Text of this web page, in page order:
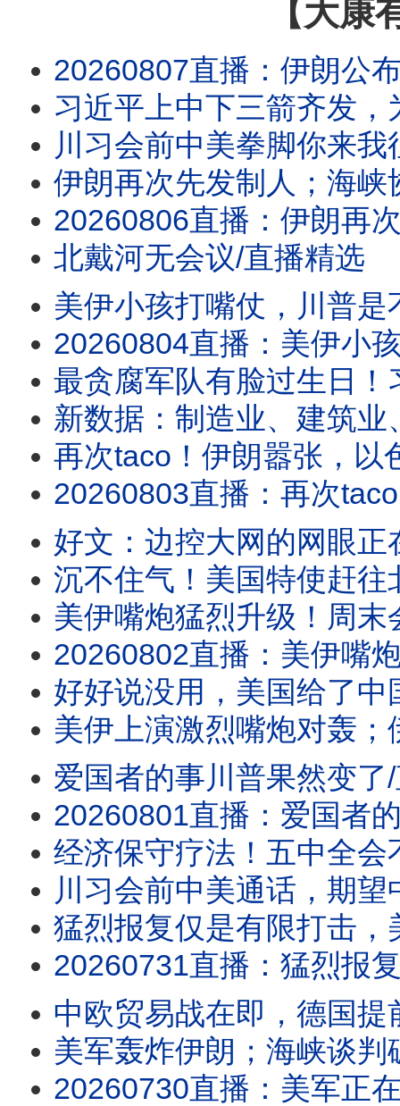
【大康
20260807直播：伊朗公布海峡协议，美以及盟友被禁绝，伊朗正在做灾难性误
习近平上中下三箭齐发
川习会前中美拳脚你来我
伊朗再次先发制人；海峡协议在即
20260806直播：伊朗再次先发制人；海峡协议在即？伊朗要主权加五条件，川
北戴河无会议/直播精选
美伊小孩打嘴仗，川普是不是对谈判有什
20260804直播：美伊小孩打嘴仗，川普是不是对谈判有什么误解？真没招
最贪腐军队有脸过生日
新数据：制造业、建筑
再次taco！伊朗嚣张，以
20260803直播：再次taco！伊朗嚣张，以色列沮丧，川普性格决定战争命运；新
好文：边控大网的网眼正
沉不住气！美国特使赶往
美伊嘴炮猛烈升级！周末会
20260802直播：美伊嘴炮猛烈升级！周末会大打吗？请注意川普人在哪儿？水池子
好好说没用，美国给了中国一
美伊上演激烈嘴炮对轰；伊朗宣
爱国者的事川普果然变了
20260801直播：爱国者的事川普果然变了；美伊上演激烈嘴炮对轰；伊朗宣布断海峡
经济保守疗法！五中全
川习会前中美通话，期
猛烈报复仅是有限打击，美媒：
20260731直播：猛烈报复仅是有限打击，美媒：川普无能狂怒，美国面临战略失败
中欧贸易战在即，德国
美军轰炸伊朗；海峡谈判破局
20260730直播：美军正在轰炸伊朗；海峡谈判破局，伊朗开始精准打击油